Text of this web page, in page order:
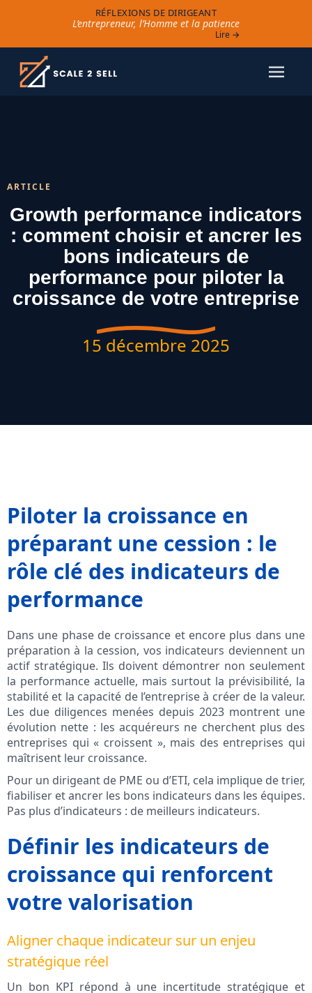
RÉFLEXIONS DE DIRIGEANT
L’entrepreneur, l’Homme et la patience
Lire →
ARTICLE
Growth performance indicators
: comment choisir et ancrer les
bons indicateurs de
performance pour piloter la
croissance de votre entreprise
15 décembre 2025
Piloter la croissance en
préparant une cession : le
rôle clé des indicateurs de
performance
Dans une phase de croissance et encore plus dans une
préparation à la cession, vos indicateurs deviennent un
actif stratégique. Ils doivent démontrer non seulement
la performance actuelle, mais surtout la prévisibilité, la
stabilité et la capacité de l’entreprise à créer de la valeur.
Les due diligences menées depuis 2023 montrent une
évolution nette : les acquéreurs ne cherchent plus des
entreprises qui « croissent », mais des entreprises qui
maîtrisent leur croissance.
Pour un dirigeant de PME ou d’ETI, cela implique de trier,
fiabiliser et ancrer les bons indicateurs dans les équipes.
Pas plus d’indicateurs : de meilleurs indicateurs.
Définir les indicateurs de
croissance qui renforcent
votre valorisation
Aligner chaque indicateur sur un enjeu
stratégique réel
Un bon KPI répond à une incertitude stratégique et